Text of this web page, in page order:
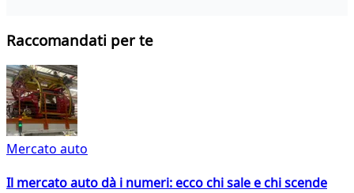
Raccomandati per te
Mercato auto
Il mercato auto dà i numeri: ecco chi sale e chi scende